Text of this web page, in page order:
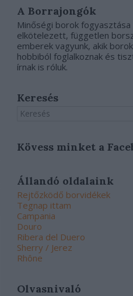
A Borrajongók
Minőségi borok
elkötelezett, független
emberek vagyunk, akik
hobbiból foglalkoznak és
írnak is róluk.
Keresés
Kövess minket a
Állandó oldalaink
Rejtőzködő borvidékek
Tegnap ittam
Campania
Douro
Ribera del Duero
Sherry / Jerez
Rhône
Olvasnivaló